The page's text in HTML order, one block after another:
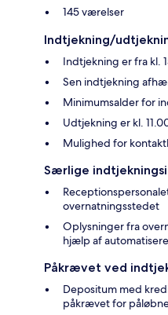
145 værelser
Indtjekning/
Indtjekning er fra kl.
Sen indtjekning
Minimumsalder for
Udtjekning er kl.
Mulighed for
Særlige
overnatningsstedet
Oplysninger fra
hjælp af
Påkrævet ved
Depositum med
påkrævet for